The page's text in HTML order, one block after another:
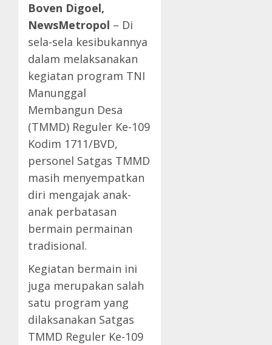
Boven Digoel,
NewsMetropol – Di
sela-sela kesibukannya
dalam melaksanakan
kegiatan program TNI
Manunggal
Membangun Desa
(TMMD) Reguler Ke-109
Kodim 1711/BVD,
personel Satgas TMMD
masih menyempatkan
diri mengajak anak-
anak perbatasan
bermain permainan
tradisional.
Kegiatan bermain ini
juga merupakan salah
satu program yang
dilaksanakan Satgas
TMMD Reguler Ke-109